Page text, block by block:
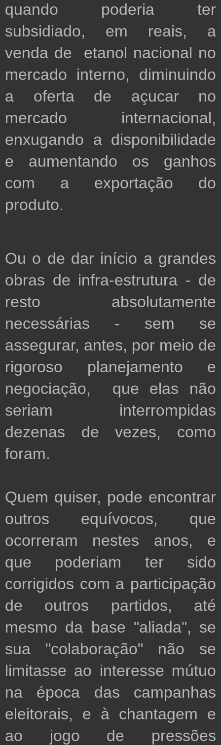
quando poderia ter
subsidiado, em reais, a
venda de  etanol nacional no
mercado interno, diminuindo
a oferta de açucar no
mercado internacional,
enxugando a disponibilidade
e aumentando os ganhos
com a exportação do
Ou o de dar início a grandes
obras de infra-estrutura - de
resto absolutamente
necessárias - sem se
assegurar, antes, por meio de
rigoroso planejamento e
negociação,  que elas não
seriam interrompidas
dezenas de vezes, como
foram.
Quem quiser, pode encontrar
outros equívocos, que
ocorreram nestes anos, e
que poderiam ter sido
corrigidos com a participação
de outros partidos, até
mesmo da base "aliada", se
sua "colaboração" não se
limitasse ao interesse mútuo
na época das campanhas
eleitorais, e à chantagem e
ao jogo de pressões